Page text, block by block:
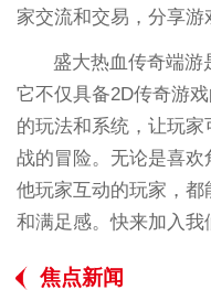
家交流和交易，分享游
盛大热血传奇端游
它不仅具备2D传奇游
的玩法和系统，让玩
战的冒险。无论是喜
他玩家互动的玩家，
和满足感。快来加入我
焦点新闻